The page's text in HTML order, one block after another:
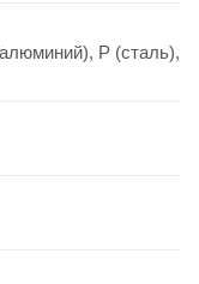
P (сталь),